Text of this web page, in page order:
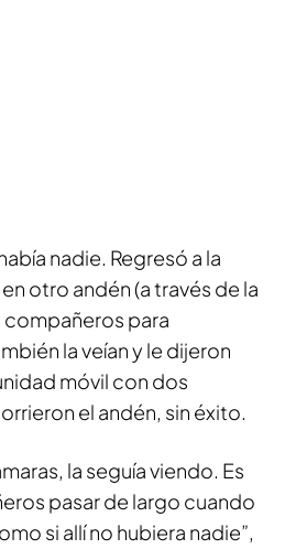
nadie. Regresó a la
otro andén (a través de la
compañeros para
la veían y le dijeron
móvil con dos
el andén, sin éxito.
la seguía viendo. Es
pasar de largo cuando
si allí no hubiera nadie”,